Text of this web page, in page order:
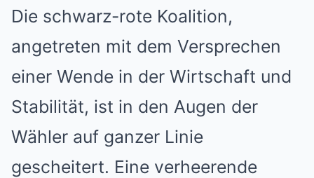
Die schwarz-rote Koalition,
angetreten mit dem Versprechen
einer Wende in der Wirtschaft und
Stabilität, ist in den Augen der
Wähler auf ganzer Linie
gescheitert. Eine verheerende